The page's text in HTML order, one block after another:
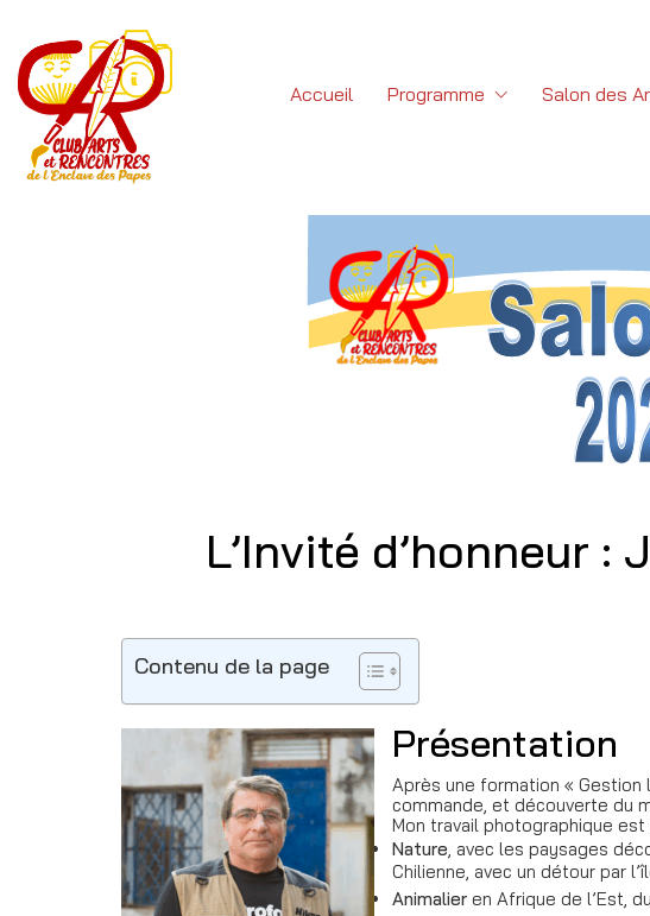
Accueil Programme Salon des
L’Invité d’honneur :
Contenu de la page
Présentation
Après une formation « Gestion
commande, et découverte du
Mon travail photographique
Nature, avec les paysages
Chilienne, avec un détour par
Animalier en Afrique de l’Est,